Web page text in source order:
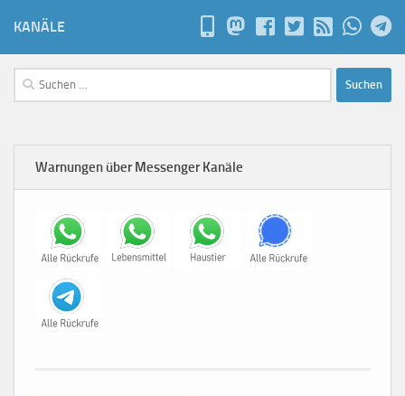
KANÄLE
Suchen
nach:
Warnungen über Messenger Kanäle